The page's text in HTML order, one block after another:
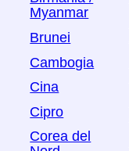
Myanmar
Brunei
Cambogia
Cina
Cipro
Corea del